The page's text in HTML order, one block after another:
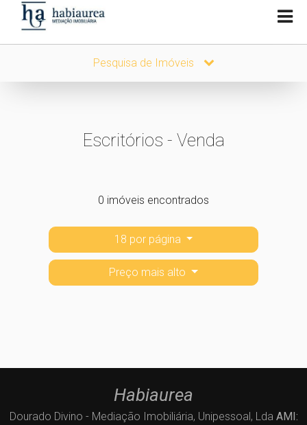
Pesquisa de Imóveis
Escritórios - Venda
0 imóveis encontrados
18 por página
Preço mais alto
Habiaurea
Dourado Divino - Mediação Imobiliária, Unipessoal, Lda AMI: